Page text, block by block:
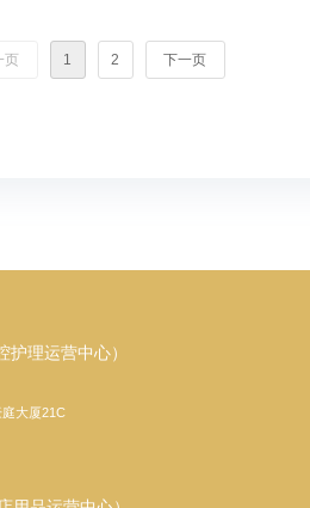
页 1 2 下一页
理运营中心）
大厦21C